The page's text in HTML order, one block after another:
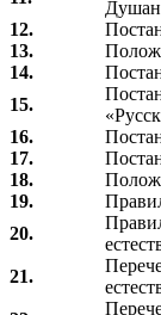
12.
13.
14.
15.
16.
17.
18.
19.
20.
21.